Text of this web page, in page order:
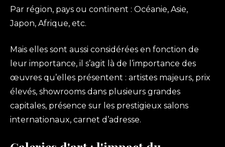
Par région, pays ou continent : Océanie, Asie,
Japon, Afrique, etc.
Mais elles sont aussi considérées en fonction de
leur importance, il s’agit là de l’importance des
œuvres qu’elles présentent : artistes majeurs, prix
élevés, showrooms dans plusieurs grandes
capitales, présence sur les prestigieux salons
internationaux, carnet d’adresse.